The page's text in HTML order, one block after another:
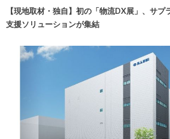
【現地取材・独自】初の「物流DX展」、サ
支援ソリューションが集結